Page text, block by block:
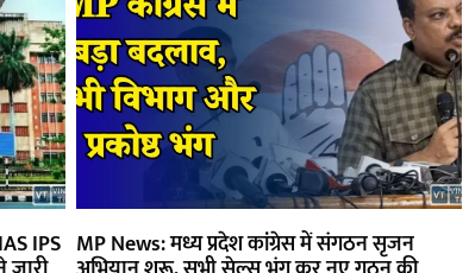
IPS MP News: मध्य प्रदेश कांग्रेस में संगठन सृजन